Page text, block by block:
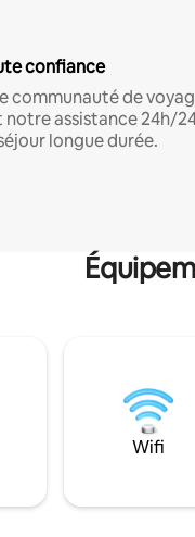
confiance
communauté de
assistance 24h/
longue durée.
Wifi